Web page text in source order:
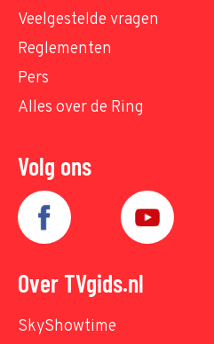
Veelgestelde vragen
Reglementen
Pers
Alles over de Ring
Volg ons
Over TVgids.nl
SkyShowtime